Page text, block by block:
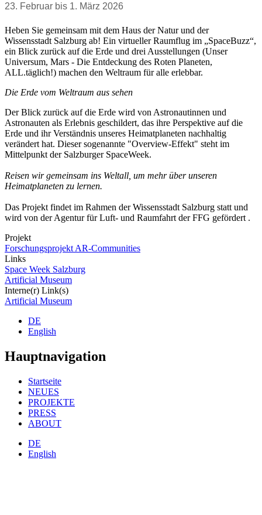
23. Februar bis 1. März 2026
Heben Sie gemeinsam mit dem Haus der Natur und der
Wissensstadt Salzburg ab! Ein virtueller Raumflug im „SpaceBuzz“,
ein Blick zurück auf die Erde und drei Ausstellungen (Unser
Universum, Mars - Die Entdeckung des Roten Planeten,
ALL.täglich!) machen den Weltraum für alle erlebbar.
Die Erde vom Weltraum aus sehen
Der Blick zurück auf die Erde wird von Astronautinnen und
Astronauten als Erlebnis geschildert, das ihre Perspektive auf die
Erde und ihr Verständnis unseres Heimatplaneten nachhaltig
verändert hat. Dieser sogenannte "Overview-Effekt" steht im
Mittelpunkt der Salzburger SpaceWeek.
Reisen wir gemeinsam ins Weltall, um mehr über unseren
Heimatplaneten zu lernen.
Das Projekt findet im Rahmen der Wissensstadt Salzburg statt und
wird von der Agentur für Luft- und Raumfahrt der FFG gefördert .
Projekt
Forschungsprojekt AR-Communities
Links
Space Week Salzburg
Artificial Museum
Interne(r) Link(s)
Artificial Museum
DE
English
Hauptnavigation
Startseite
NEUES
PROJEKTE
PRESS
ABOUT
DE
English